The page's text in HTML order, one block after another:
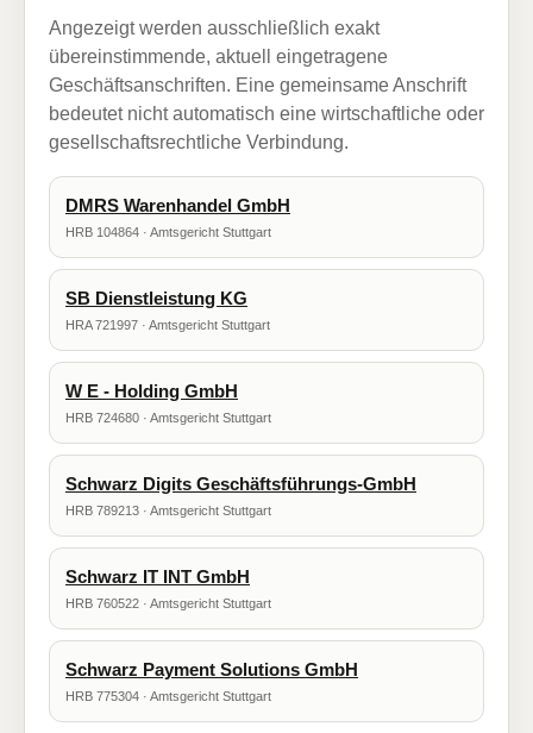
Angezeigt werden ausschließlich exakt
übereinstimmende, aktuell eingetragene
Geschäftsanschriften. Eine gemeinsame Anschrift
bedeutet nicht automatisch eine wirtschaftliche oder
gesellschaftsrechtliche Verbindung.
DMRS Warenhandel GmbH
HRB 104864 · Amtsgericht Stuttgart
SB Dienstleistung KG
HRA 721997 · Amtsgericht Stuttgart
W E - Holding GmbH
HRB 724680 · Amtsgericht Stuttgart
Schwarz Digits Geschäftsführungs-GmbH
HRB 789213 · Amtsgericht Stuttgart
Schwarz IT INT GmbH
HRB 760522 · Amtsgericht Stuttgart
Schwarz Payment Solutions GmbH
HRB 775304 · Amtsgericht Stuttgart